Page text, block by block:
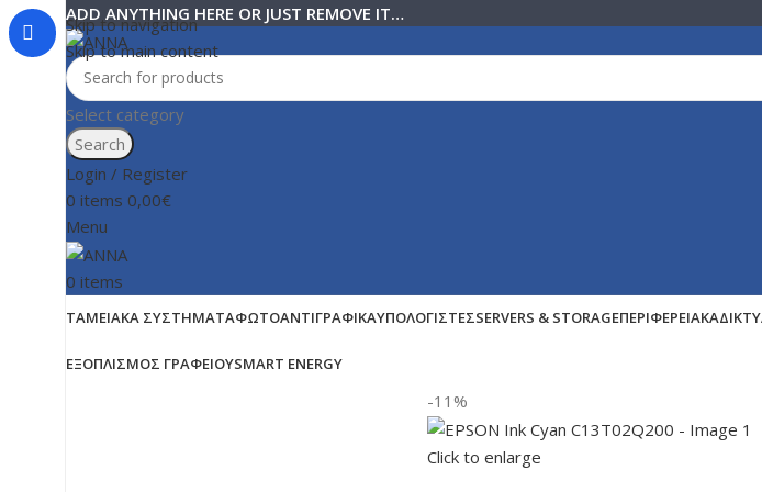
Skip to navigation
Skip to main content
ADD ANYTHING HERE OR JUST REMOVE IT…
Select category
Search
Login / Register
0 items 0,00€
Menu
0 items
ΤΑΜΕΙΑΚΆ ΣΥΣΤΉΜΑΤΑΦΩΤΟΑΝΤΙΓΡΑΦΙΚΆΥΠΟΛΟΓΙΣΤΈΣSERVERS & STORAGEΠΕΡΙΦΕΡΕΙΑΚΆ
ΕΞΟΠΛΙΣΜΌΣ ΓΡΑΦΕΊΟΥSMART ENERGY
-11%
Click to enlarge